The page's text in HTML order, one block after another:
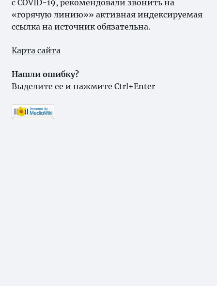
с COVID-19, рекомендовали звонить на
«горячую линию»» активная индексируемая
ссылка на источник обязательна.
Карта сайта
Нашли ошибку?
Выделите ее и нажмите Ctrl+Enter